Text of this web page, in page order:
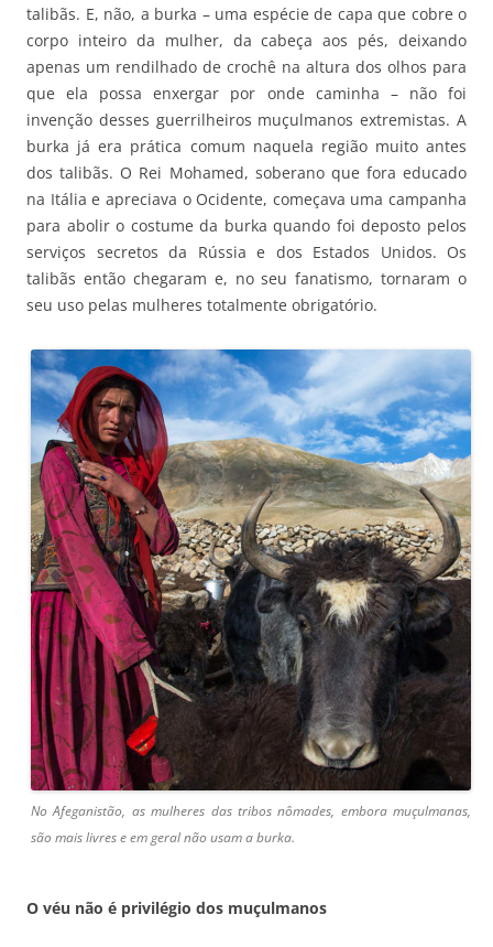
talibãs. E, não, a burka – uma espécie de capa que cobre o
corpo inteiro da mulher, da cabeça aos pés, deixando
apenas um rendilhado de crochê na altura dos olhos para
que ela possa enxergar por onde caminha – não foi
invenção desses guerrilheiros muçulmanos extremistas. A
burka já era prática comum naquela região muito antes
dos talibãs. O Rei Mohamed, soberano que fora educado
na Itália e apreciava o Ocidente, começava uma campanha
para abolir o costume da burka quando foi deposto pelos
serviços secretos da Rússia e dos Estados Unidos. Os
talibãs então chegaram e, no seu fanatismo, tornaram o
seu uso pelas mulheres totalmente obrigatório.
No Afeganistão, as mulheres das tribos nômades, embora muçulmanas,
são mais livres e em geral não usam a burka.
O véu não é privilégio dos muçulmanos